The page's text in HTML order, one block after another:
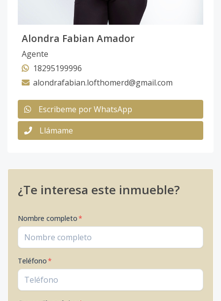
Alondra Fabian Amador
Agente
18295199996
alondrafabian.lofthomerd@gmail.com
Escribeme por WhatsApp
Llámame
¿Te interesa este inmueble?
Nombre completo*
Teléfono*